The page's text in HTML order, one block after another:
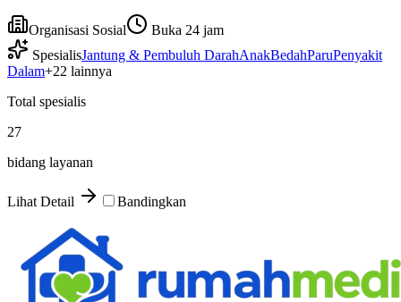
Organisasi Sosial
Buka 24 jam
SpesialisJantung & Pembuluh DarahAnakBedahParuPenyakit
Dalam+22 lainnya
Total spesialis
27
bidang layanan
Lihat Detail Bandingkan